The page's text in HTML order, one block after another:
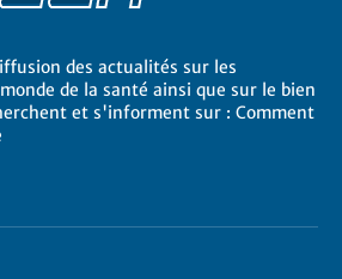
des actualités sur les
de la santé ainsi que sur le bien
et s'informent sur : Comment